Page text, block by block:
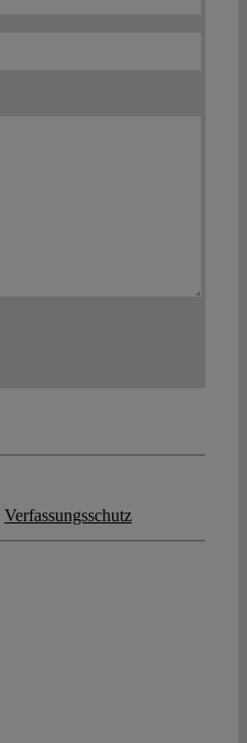
Verfassungsschutz